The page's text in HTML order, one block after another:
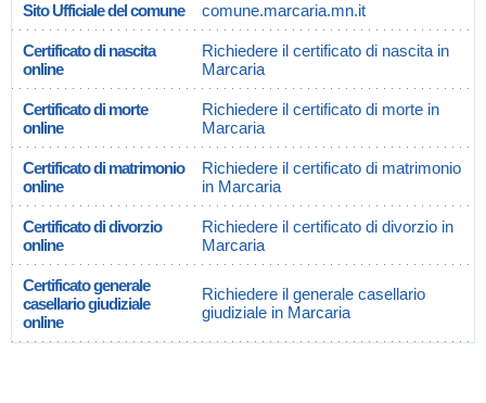
Sito Ufficiale del comune comune.marcaria.mn.it
Certificato di nascita
online
Richiedere il certificato di nascita in
Marcaria
Certificato di morte
online
Richiedere il certificato di morte in
Marcaria
Certificato di matrimonio
online
Richiedere il certificato di matrimonio
in Marcaria
Certificato di divorzio
online
Richiedere il certificato di divorzio in
Marcaria
Certificato generale
casellario giudiziale
online
Richiedere il generale casellario
giudiziale in Marcaria